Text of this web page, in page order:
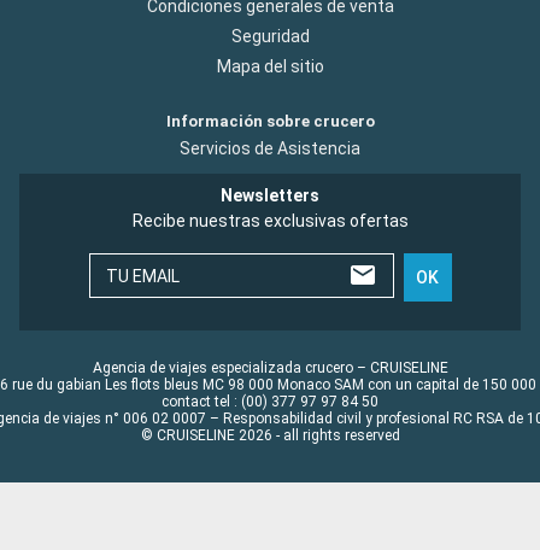
Condiciones generales de venta
Seguridad
Mapa del sitio
Información sobre crucero
Servicios de Asistencia
Newsletters
Recibe nuestras exclusivas ofertas
TU EMAIL OK
Agencia de viajes especializada crucero – CRUISELINE
rue du gabian Les flots bleus MC 98 000 Monaco SAM con un capital de 150 000
contact tel : (00) 377 97 97 84 50
de viajes n° 006 02 0007 – Responsabilidad civil y profesional RC RSA de
© CRUISELINE 2026 - all rights reserved